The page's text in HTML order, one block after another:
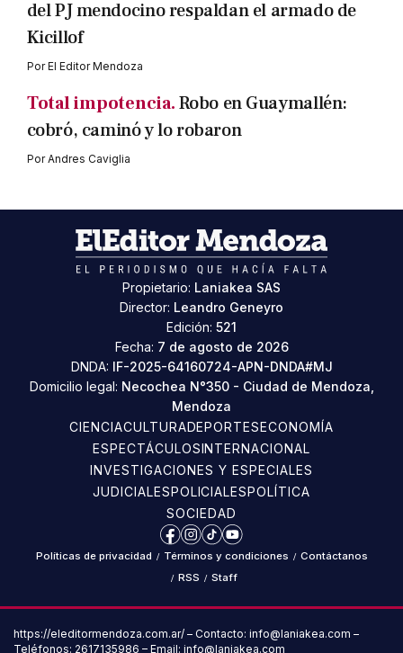
del PJ mendocino respaldan el armado de
Kicillof
PorEl Editor Mendoza
Total impotencia.Robo en Guaymallén:
cobró, caminó y lo robaron
PorAndres Caviglia
Propietario: Laniakea SAS
Director: Leandro Geneyro
Edición: 521
Fecha: 7 de agosto de 2026
DNDA: IF-2025-64160724-APN-DNDA#MJ
Domicilio legal: Necochea N°350 - Ciudad de Mendoza,
Mendoza
CIENCIACULTURADEPORTESECONOMÍA
ESPECTÁCULOSINTERNACIONAL
INVESTIGACIONES Y ESPECIALES
JUDICIALESPOLICIALESPOLÍTICA
SOCIEDAD
Facebook
Instagram
TikTokYouTube
Políticas de privacidad / Términos y condiciones / Contáctanos
/ RSS / Staff
https://eleditormendoza.com.ar/ – Contacto: info@laniakea.com –
Teléfonos: 2617135986 – Email: info@laniakea.com